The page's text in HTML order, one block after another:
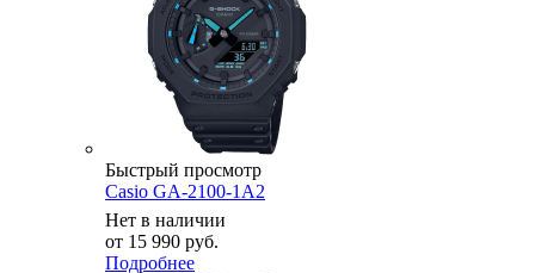
Быстрый просмотр
Casio GA-2100-1A2
Нет в наличии
от 15 990 руб.
Подробнее